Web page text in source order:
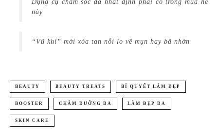
Dụng cụ chăm sóc da nhất định phải có trong mùa hè
này
“Vũ khí” mới xóa tan nỗi lo về mụn hay bã nhờn
BEAUTY BEAUTY TREATS BÍ QUYẾT LÀM ĐẸP
BOOSTER CHĂM DƯỠNG DA LÀM ĐẸP DA
SKIN CARE